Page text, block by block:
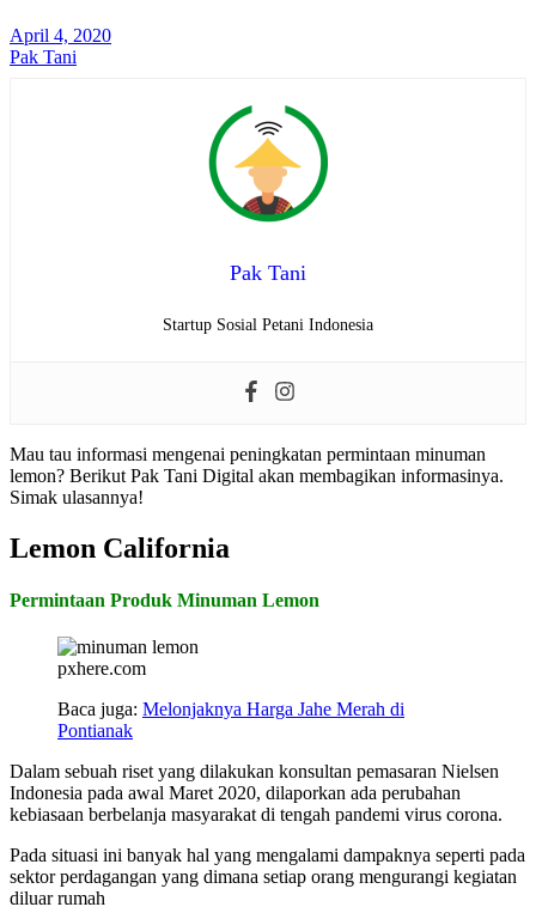
April 4, 2020
Pak Tani
Pak Tani
Startup Sosial Petani Indonesia
Mau tau informasi mengenai peningkatan permintaan minuman
lemon? Berikut Pak Tani Digital akan membagikan informasinya.
Simak ulasannya!
Lemon California
Permintaan Produk Minuman Lemon
pxhere.com
Baca juga: Melonjaknya Harga Jahe Merah di
Pontianak
Dalam sebuah riset yang dilakukan konsultan pemasaran Nielsen
Indonesia pada awal Maret 2020, dilaporkan ada perubahan
kebiasaan berbelanja masyarakat di tengah pandemi virus corona.
Pada situasi ini banyak hal yang mengalami dampaknya seperti pada
sektor perdagangan yang dimana setiap orang mengurangi kegiatan
diluar rumah